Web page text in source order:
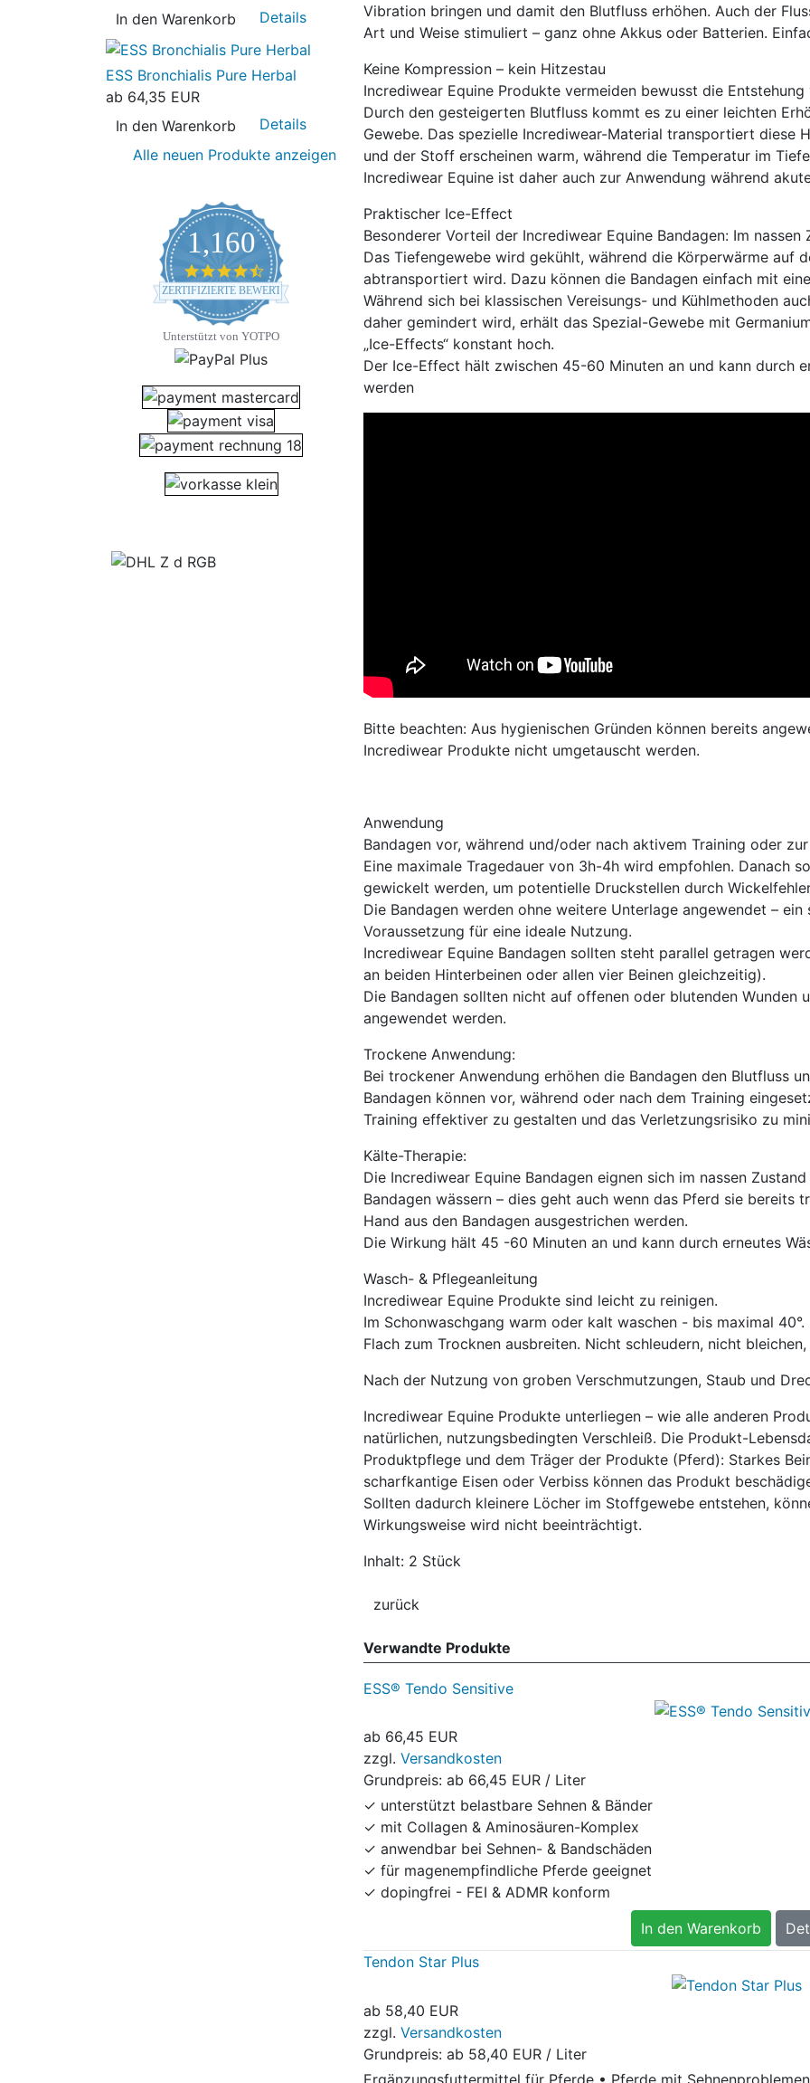
In den Warenkorb
Details
ESS Bronchialis Pure Herbal
ab 64,35 EUR
In den Warenkorb
Details
Alle neuen Produkte anzeigen
1,160
4.7 star rating
ZERTIFIZIERTE BEWERTUNGEN
Unterstützt von YOTPO
Vibration bringen und damit den Blutfluss erhöhen. Auch der
Art und Weise stimuliert – ganz ohne Akkus oder Batterien.
Keine Kompression – kein Hitzestau
Incrediwear Equine Produkte vermeiden bewusst die
Durch den gesteigerten Blutfluss kommt es zu einer leichten
Gewebe. Das spezielle Incrediwear-Material transportiert diese
und der Stoff erscheinen warm, während die Temperatur im
Incrediwear Equine ist daher auch zur Anwendung während
Praktischer Ice-Effect
Besonderer Vorteil der Incrediwear Equine Bandagen: Im
Das Tiefengewebe wird gekühlt, während die Körperwärme auf
abtransportiert wird. Dazu können die Bandagen einfach mit
Während sich bei klassischen Vereisungs- und Kühlmethoden
daher gemindert wird, erhält das Spezial-Gewebe mit
„Ice-Effects“ konstant hoch.
Der Ice-Effect hält zwischen 45-60 Minuten an und kann durch
werden
Bitte beachten: Aus hygienischen Gründen können bereits
Incrediwear Produkte nicht umgetauscht werden.
Anwendung
Bandagen vor, während und/oder nach aktivem Training oder
Eine maximale Tragedauer von 3h-4h wird empfohlen. Danach
gewickelt werden, um potentielle Druckstellen durch
Die Bandagen werden ohne weitere Unterlage angewendet –
Voraussetzung für eine ideale Nutzung.
Incrediwear Equine Bandagen sollten steht parallel getragen
an beiden Hinterbeinen oder allen vier Beinen gleichzeitig).
Die Bandagen sollten nicht auf offenen oder blutenden Wunden
angewendet werden.
Trockene Anwendung:
Bei trockener Anwendung erhöhen die Bandagen den Blutfluss
Bandagen können vor, während oder nach dem Training
Training effektiver zu gestalten und das Verletzungsrisiko zu
Kälte-Therapie:
Die Incrediwear Equine Bandagen eignen sich im nassen
Bandagen wässern – dies geht auch wenn das Pferd sie bereits
Hand aus den Bandagen ausgestrichen werden.
Die Wirkung hält 45 -60 Minuten an und kann durch erneutes
Wasch- & Pflegeanleitung
Incrediwear Equine Produkte sind leicht zu reinigen.
Im Schonwaschgang warm oder kalt waschen - bis maximal 40°.
Flach zum Trocknen ausbreiten. Nicht schleudern, nicht
Nach der Nutzung von groben Verschmutzungen, Staub und
Incrediwear Equine Produkte unterliegen – wie alle anderen
natürlichen, nutzungsbedingten Verschleiß. Die Produkt-
Produktpflege und dem Träger der Produkte (Pferd): Starkes
scharfkantige Eisen oder Verbiss können das Produkt
Sollten dadurch kleinere Löcher im Stoffgewebe entstehen,
Wirkungsweise wird nicht beeinträchtigt.
Inhalt: 2 Stück
Verwandte Produkte
ESS® Tendo Sensitive
ab 66,45 EUR
zzgl. Versandkosten
Grundpreis: ab 66,45 EUR / Liter
✓ unterstützt belastbare Sehnen & Bänder
✓ mit Collagen & Aminosäuren-Komplex
✓ anwendbar bei Sehnen- & Bandschäden
✓ für magenempfindliche Pferde geeignet
✓ dopingfrei - FEI & ADMR konform
In den Warenkorb
Tendon Star Plus
ab 58,40 EUR
zzgl. Versandkosten
Grundpreis: ab 58,40 EUR / Liter